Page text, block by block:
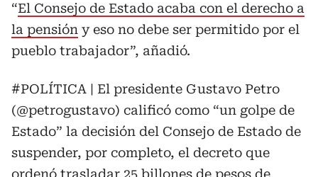
“El Consejo de Estado acaba con el derecho a
la pensión y eso no debe ser permitido por el
pueblo trabajador”, añadió.
#POLÍTICA | El presidente Gustavo Petro
(@petrogustavo) calificó como “un golpe de
Estado” la decisión del Consejo de Estado de
suspender, por completo, el decreto que
ordenó trasladar 25 billones de pesos de